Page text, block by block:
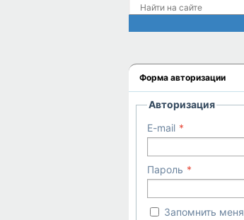
Форма авторизации
Авторизация
E-mail
Пароль
Запомнить меня